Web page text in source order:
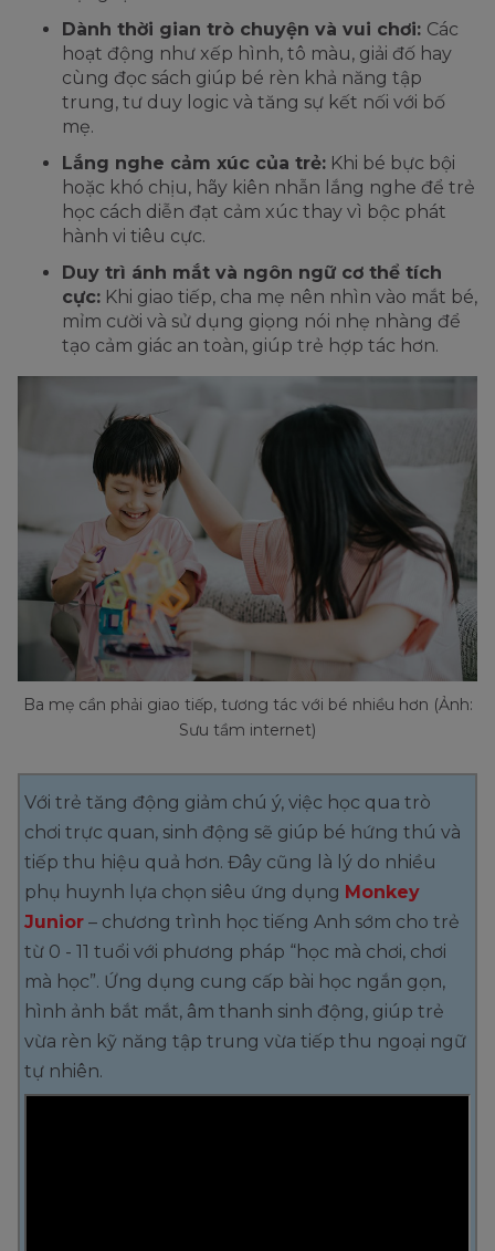
Dành thời gian trò chuyện và vui chơi: Các
hoạt động như xếp hình, tô màu, giải đố hay
cùng đọc sách giúp bé rèn khả năng tập
trung, tư duy logic và tăng sự kết nối với bố
mẹ.
Lắng nghe cảm xúc của trẻ: Khi bé bực bội
hoặc khó chịu, hãy kiên nhẫn lắng nghe để trẻ
học cách diễn đạt cảm xúc thay vì bộc phát
hành vi tiêu cực.
Duy trì ánh mắt và ngôn ngữ cơ thể tích
cực: Khi giao tiếp, cha mẹ nên nhìn vào mắt bé,
mỉm cười và sử dụng giọng nói nhẹ nhàng để
tạo cảm giác an toàn, giúp trẻ hợp tác hơn.
Ba mẹ cần phải giao tiếp, tương tác với bé nhiều hơn (Ảnh:
Sưu tầm internet)
Với trẻ tăng động giảm chú ý, việc học qua trò
chơi trực quan, sinh động sẽ giúp bé hứng thú và
tiếp thu hiệu quả hơn. Đây cũng là lý do nhiều
phụ huynh lựa chọn siêu ứng dụng Monkey
Junior – chương trình học tiếng Anh sớm cho trẻ
từ 0 - 11 tuổi với phương pháp “học mà chơi, chơi
mà học”. Ứng dụng cung cấp bài học ngắn gọn,
hình ảnh bắt mắt, âm thanh sinh động, giúp trẻ
vừa rèn kỹ năng tập trung vừa tiếp thu ngoại ngữ
tự nhiên.